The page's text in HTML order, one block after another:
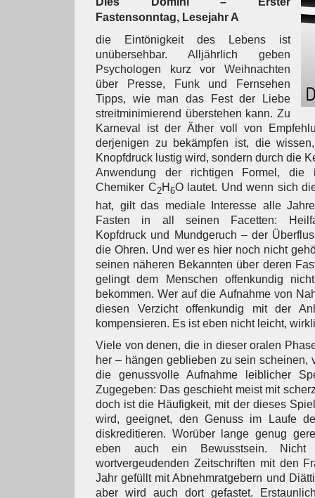
Fastensonntag, Lesejahr A
die Eintönigkeit des Lebens ist
unübersehbar. Alljährlich geben
Psychologen kurz vor Weihnachten
über Presse, Funk und Fernsehen
Tipps, wie man das Fest der Liebe
streitminimierend überstehen kann. Zu
Karneval ist der Äther voll von
derjenigen zu bekämpfen ist, die
Knopfdruck lustig wird, sondern durch die
Anwendung der richtigen Formel,
Chemiker C2H 6O lautet. Und wenn sich
hat, gilt das mediale Interesse alle
Fasten in all seinen Facetten:
Kopfdruck und Mundgeruch – der
die Ohren. Und wer es hier noch nicht
seinen näheren Bekannten über deren
gelingt dem Menschen offenkundig
bekommen. Wer auf die Aufnahme von
diesen Verzicht offenkundig mit der
kompensieren. Es ist eben nicht leicht,
Viele von denen, die in dieser oralen
her – hängen geblieben zu sein scheinen,
die genussvolle Aufnahme leiblicher
Zugegeben: Das geschieht meist mit
doch ist die Häufigkeit, mit der dieses
wird, geeignet, den Genuss im Laufe
diskreditieren. Worüber lange genug
eben auch ein Bewusstsein.
wortvergeudenden Zeitschriften mit den
Jahr gefüllt mit Abnehmratgebern und
aber wird auch dort gefastet.